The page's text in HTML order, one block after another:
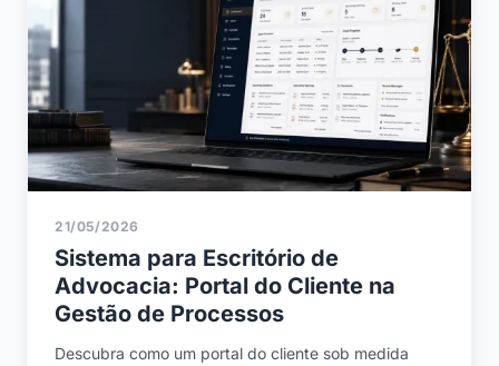
21/05/2026
Sistema para Escritório de
Advocacia: Portal do Cliente na
Gestão de Processos
Descubra como um portal do cliente sob medida